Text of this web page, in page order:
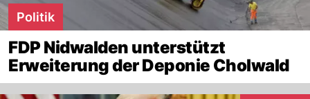
Politik
FDP Nidwalden unterstützt
Erweiterung der Deponie Cholwald